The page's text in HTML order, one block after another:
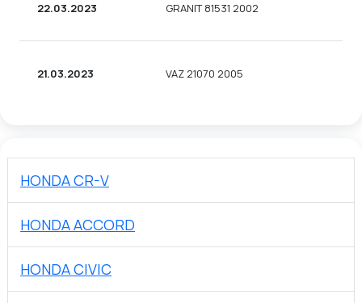
22.03.2023 GRANIT 81531 2002
21.03.2023 VAZ 21070 2005
HONDA CR-V
HONDA ACCORD
HONDA CIVIC